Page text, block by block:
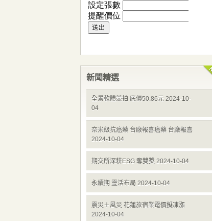
新聞精選
全景軟體競拍 底價50.86元 2024-10-
04
奈米級抗癌藥 台廠報喜癌藥 台廠報喜
2024-10-04
期交所深耕ESG 奪雙獎 2024-10-04
永續期 靈活布局 2024-10-04
震災＋風災 花蓮旅宿業電價擬凍漲
2024-10-04